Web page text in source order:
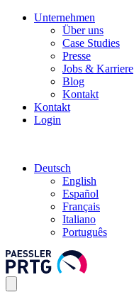
Unternehmen
Über uns
Case Studies
Presse
Jobs & Karriere
Blog
Kontakt
Kontakt
Login
Deutsch
English
Español
Français
Italiano
Português